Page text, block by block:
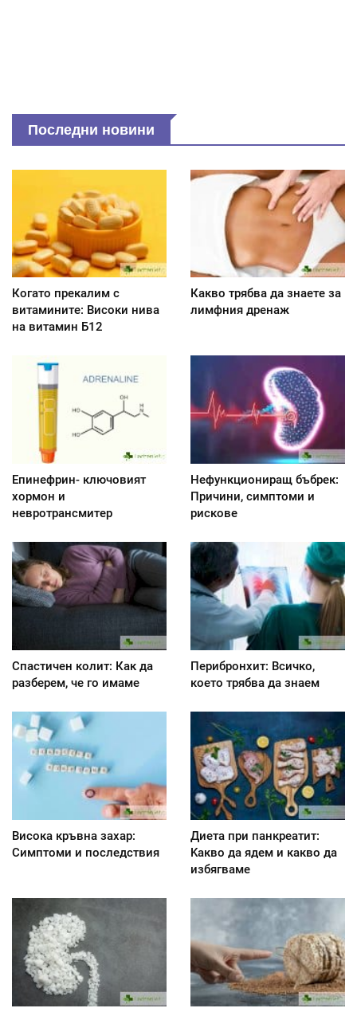
Последни новини
Когато прекалим с
витамините: Високи нива
на витамин Б12
Какво трябва да знаете за
лимфния дренаж
Епинефрин- ключовият
хормон и
невротрансмитер
Нефункциониращ бъбрек:
Причини, симптоми и
рискове
Спастичен колит: Как да
разберем, че го имаме
Перибронхит: Всичко,
което трябва да знаем
Висока кръвна захар:
Симптоми и последствия
Диета при панкреатит:
Kакво да ядем и какво да
избягваме